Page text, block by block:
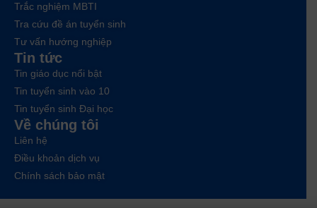
Trắc nghiệm MBTI
Tra cứu đề án tuyển sinh
Tư vấn hướng nghiệp
Tin tức
Tin giáo dục nổi bật
Tin tuyển sinh vào 10
Tin tuyển sinh Đại học
Về chúng tôi
Liên hệ
Điều khoản dịch vụ
Chính sách bảo mật